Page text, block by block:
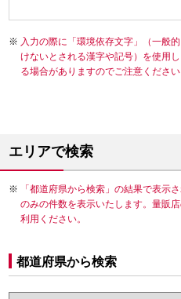
入力の際に「環境依存文字」（一般
けないとされる漢字や記号）を使用
る場合がありますのでご注意ください
エリアで検索
「都道府県から検索」の結果で表示
のみの件数を表示いたします。量販
利用ください。
都道府県から検索